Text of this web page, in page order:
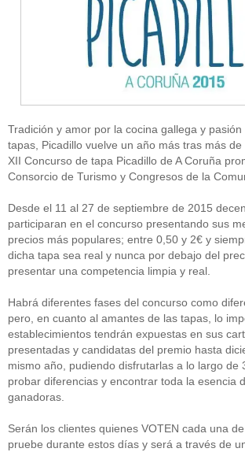
Tradición y amor por la cocina gallega y
tapas, Picadillo vuelve un año más tras más
XII Concurso de tapa Picadillo de A Coruña
Consorcio de Turismo y Congresos de la
Desde el 11 al 27 de septiembre de 2015
participaran en el concurso presentando sus
precios más populares; entre 0,50 y 2€ y
dicha tapa sea real y nunca por debajo del
presentar una competencia limpia y real.
Habrá diferentes fases del concurso como
pero, en cuanto al amantes de las tapas, lo
establecimientos tendrán expuestas en sus
presentadas y candidatas del premio hasta
mismo año, pudiendo disfrutarlas a lo largo de
probar diferencias y encontrar toda la esencia
ganadoras.
Serán los clientes quienes VOTEN cada una
pruebe durante estos días y será a través de